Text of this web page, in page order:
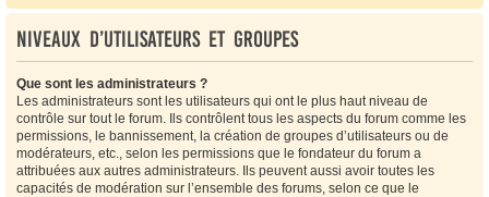
Niveaux d’utilisateurs et groupes
Que sont les administrateurs ?
Les administrateurs sont les utilisateurs qui ont le plus haut niveau de
contrôle sur tout le forum. Ils contrôlent tous les aspects du forum comme les
permissions, le bannissement, la création de groupes d’utilisateurs ou de
modérateurs, etc., selon les permissions que le fondateur du forum a
attribuées aux autres administrateurs. Ils peuvent aussi avoir toutes les
capacités de modération sur l’ensemble des forums, selon ce que le